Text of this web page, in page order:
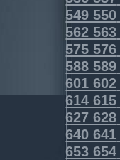
549 550
562 563
575 576
588 589
601 602
614 615
627 628
640 641
653 654